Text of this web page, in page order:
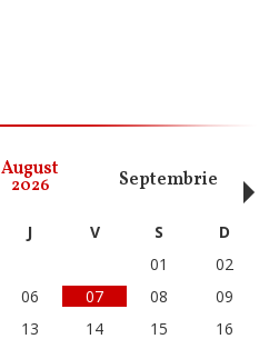
August
2026 Septembrie
J V S
D
01
02
06 07 08
09
13 14 15
16